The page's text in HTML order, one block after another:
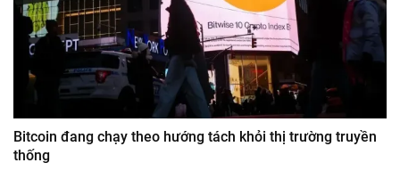
Bitcoin đang chạy theo hướng tách khỏi thị trường truyền
thống